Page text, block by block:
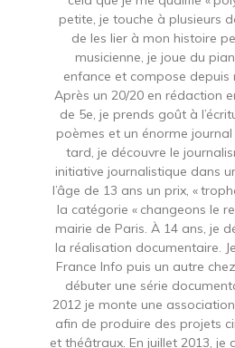
petite, je touche à plusieurs
de les lier à mon histoire
musicienne, je joue du
enfance et compose depuis
Après un 20/20 en rédaction
de 5e, je prends goût à
poèmes et un énorme
tard, je découvre le
initiative journalistique dans
l’âge de 13 ans un prix, «
la catégorie « changeons le
mairie de Paris. À 14 ans, je
la réalisation documentaire.
France Info puis un autre
débuter une série
2012 je monte une
afin de produire des projets
et théâtraux. En juillet 2013, je